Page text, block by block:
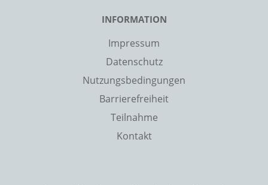
INFORMATION
Impressum
Datenschutz
Nutzungsbedingungen
Barrierefreiheit
Teilnahme
Kontakt